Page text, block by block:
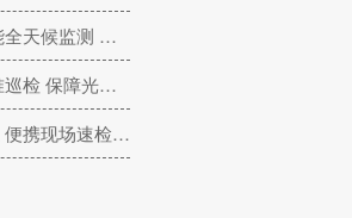
水境传感扬尘在线监测站 智能全天候监测 助力大气扬尘精细化治理
水境传感光伏巡检仪 智能精准巡检 保障光伏电站高效运维
水境传感手持水质快速检测仪 便携现场速检 赋能水环境高效巡检